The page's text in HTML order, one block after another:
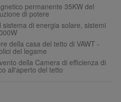
permanente 35KW del
di potere
di energia solare, sistemi
della casa del tetto di VAWT -
del legame
della Camera di efficienza di
all'aperto del tetto